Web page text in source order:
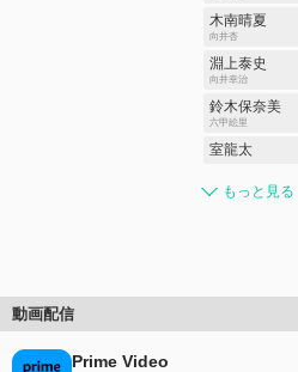
木南晴夏
向井杏
淵上泰史
向井幸治
鈴木保奈美
六甲絵里
室龍太
もっと見る
動画配信
Prime Video